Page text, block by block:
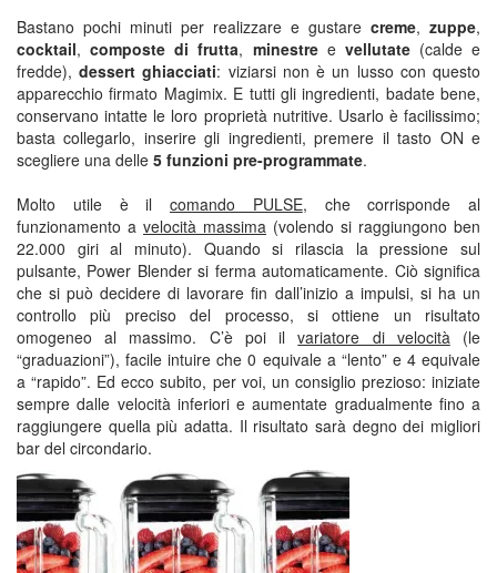
Bastano pochi minuti per realizzare e gustare creme, zuppe,
cocktail,composte di frutta, minestree vellutate(calde e
fredde),dessert ghiacciati: viziarsi non è un lusso con questo
apparecchio firmato Magimix. E tutti gli ingredienti, badate bene,
conservano intatte le loro proprietà nutritive. Usarlo è facilissimo;
basta collegarlo, inserire gli ingredienti, premere il tasto ON e
scegliere una delle 5 funzioni pre-programmate.
Molto utile è il comando PULSE, che corrisponde al
funzionamento a velocità massima (volendo si raggiungono ben
22.000 giri al minuto). Quando si rilascia la pressione sul
pulsante, Power Blender si ferma automaticamente. Ciò significa
che si può decidere di lavorare fin dall’inizio a impulsi, si ha un
controllo più preciso del processo, si ottiene un risultato
omogeneo al massimo. C’è poi ilvariatore di velocità(le
“graduazioni”), facile intuire che 0 equivale a “lento” e 4 equivale
a “rapido”. Ed ecco subito, per voi, un consiglio prezioso: iniziate
sempre dalle velocità inferiori e aumentate gradualmente fino a
raggiungere quella più adatta. Il risultato sarà degno dei migliori
bar del circondario.